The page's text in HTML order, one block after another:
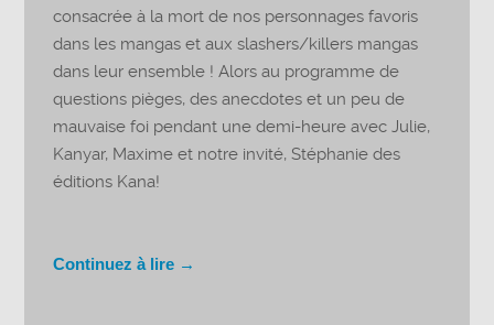
consacrée à la mort de nos personnages favoris
dans les mangas et aux slashers/killers mangas
dans leur ensemble ! Alors au programme de
questions pièges, des anecdotes et un peu de
mauvaise foi pendant une demi-heure avec Julie,
Kanyar, Maxime et notre invité, Stéphanie des
éditions Kana!
Continuez à lire →